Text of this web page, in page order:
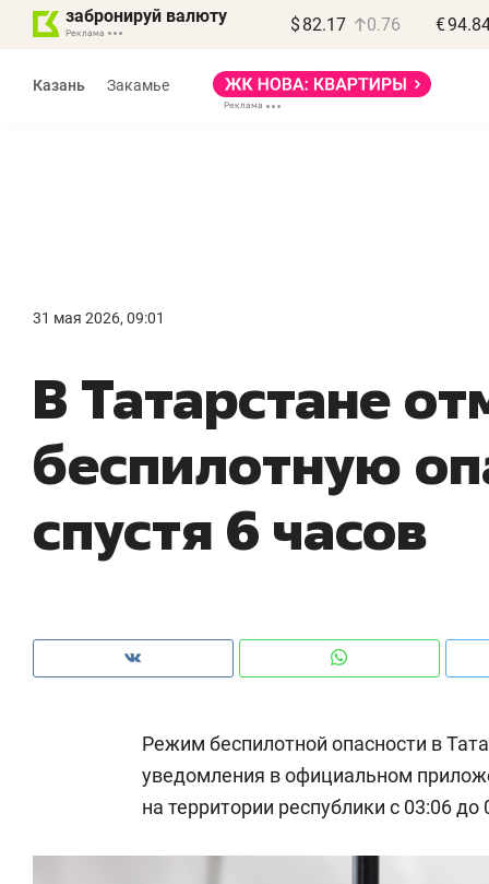
забронируй валюту $ 82.17 0.76 €
Казань Закамье
31 мая 2026, 09:01
В Татарстане
беспилотную
спустя 6 часов
Режим беспилотной опасности в
уведомления в официальном
на территории республики с 03:06 до
правил, бизнес может
потерять минимум
Как бизнесу выйти на зарубежные
рынки, почему надо знать аксакалов и
чем интересен Оман?